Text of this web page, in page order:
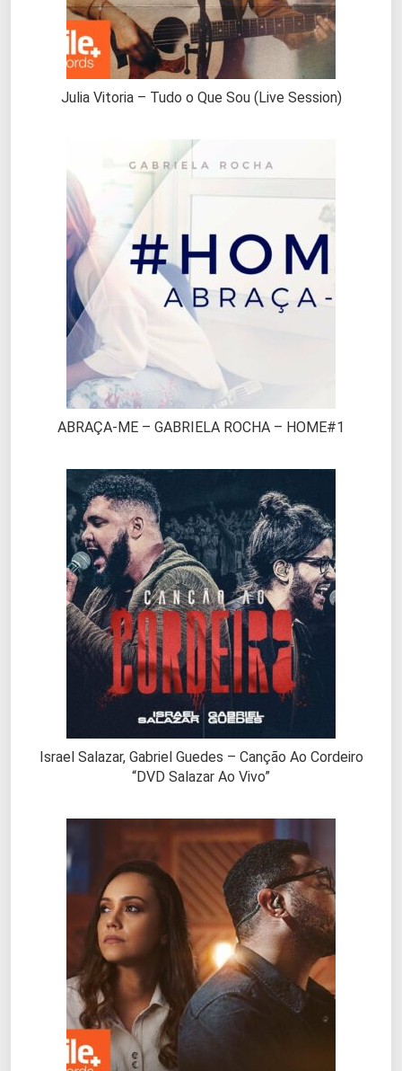
Julia Vitoria – Tudo o Que Sou (Live Session)
ABRAÇA-ME – GABRIELA ROCHA – HOME#1
Israel Salazar, Gabriel Guedes – Canção Ao Cordeiro
“DVD Salazar Ao Vivo”